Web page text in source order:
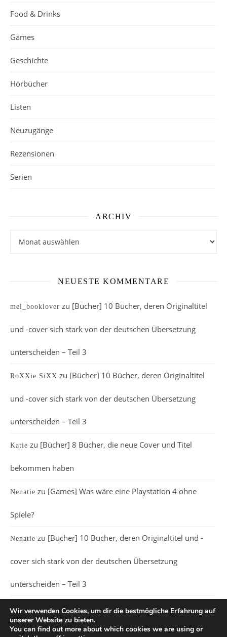
Food & Drinks
Games
Geschichte
Hörbücher
Listen
Neuzugänge
Rezensionen
Serien
ARCHIV
NEUESTE KOMMENTARE
mel_booklover zu [Bücher] 10 Bücher, deren Originaltitel
und -cover sich stark von der deutschen Übersetzung
unterscheiden – Teil 3
RoXXie SiXX zu [Bücher] 10 Bücher, deren Originaltitel
und -cover sich stark von der deutschen Übersetzung
unterscheiden – Teil 3
Katie zu [Bücher] 8 Bücher, die neue Cover und Titel
bekommen haben
Nenatie zu [Games] Was wäre eine Playstation 4 ohne
Spiele?
Nenatie zu [Bücher] 10 Bücher, deren Originaltitel und -
cover sich stark von der deutschen Übersetzung
unterscheiden – Teil 3
Wir verwenden Cookies, um dir die bestmögliche Erfahrung auf
unserer Website zu bieten.
You can find out more about which cookies we are using or